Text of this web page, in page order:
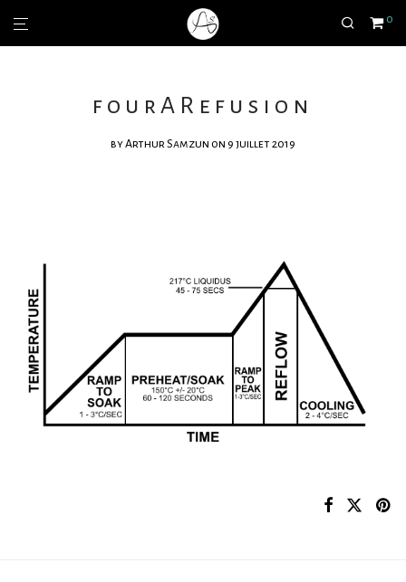
0
fourARefusion
byArthur Samzun on 9 juillet 2019